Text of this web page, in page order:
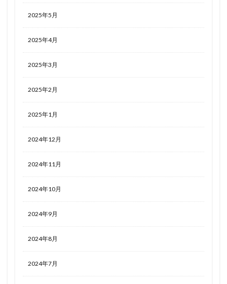
2025年5月
2025年4月
2025年3月
2025年2月
2025年1月
2024年12月
2024年11月
2024年10月
2024年9月
2024年8月
2024年7月